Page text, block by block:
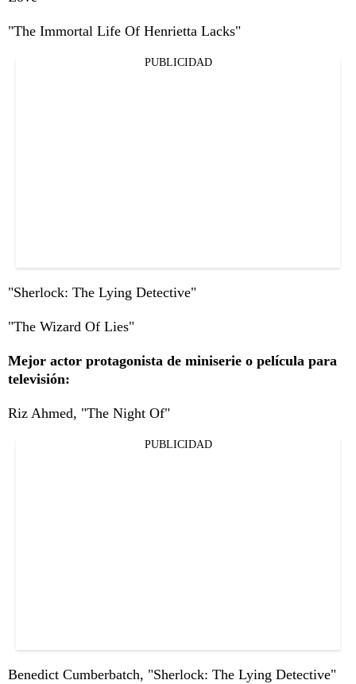
"The Immortal Life Of Henrietta Lacks"
PUBLICIDAD
"Sherlock: The Lying Detective"
"The Wizard Of Lies"
Mejor actor protagonista de miniserie o película para
televisión:
Riz Ahmed, "The Night Of"
PUBLICIDAD
Benedict Cumberbatch, "Sherlock: The Lying Detective"